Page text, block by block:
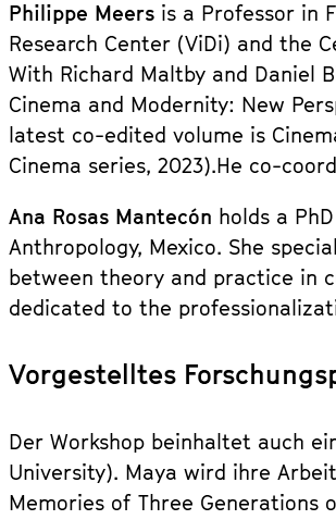
Philippe Meers is a Professor in
Research Center (ViDi) and the
With Richard Maltby and Daniel
Cinema and Modernity: New
latest co-edited volume is
Cinema series, 2023).He co-
Ana Rosas Mantecón holds a
Anthropology, Mexico. She
between theory and practice in
dedicated to the
Vorgestelltes
Der Workshop beinhaltet auch
University). Maya wird ihre
Memories of Three Generations